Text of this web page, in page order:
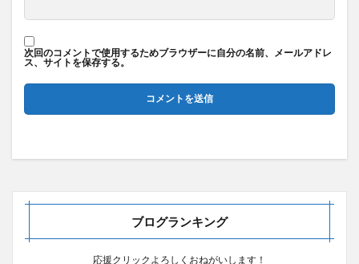
次回のコメントで使用するためブラウザーに自分の名前、メールアドレ
ス、サイトを保存する。
ブログランキング
応援クリックよろしくおねがいします！